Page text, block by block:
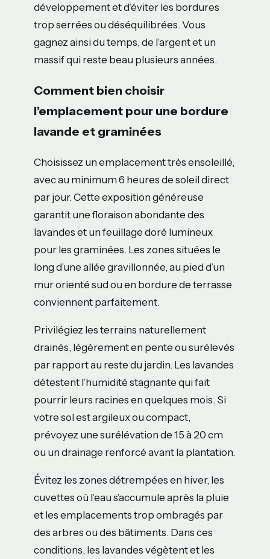
développement et d’éviter les bordures
trop serrées ou déséquilibrées. Vous
gagnez ainsi du temps, de l’argent et un
massif qui reste beau plusieurs années.
Comment bien choisir
l’emplacement pour une bordure
lavande et graminées
Choisissez un emplacement très ensoleillé,
avec au minimum 6 heures de soleil direct
par jour. Cette exposition généreuse
garantit une floraison abondante des
lavandes et un feuillage doré lumineux
pour les graminées. Les zones situées le
long d’une allée gravillonnée, au pied d’un
mur orienté sud ou en bordure de terrasse
conviennent parfaitement.
Privilégiez les terrains naturellement
drainés, légèrement en pente ou surélevés
par rapport au reste du jardin. Les lavandes
détestent l’humidité stagnante qui fait
pourrir leurs racines en quelques mois. Si
votre sol est argileux ou compact,
prévoyez une surélévation de 15 à 20 cm
ou un drainage renforcé avant la plantation.
Évitez les zones détrempées en hiver, les
cuvettes où l’eau s’accumule après la pluie
et les emplacements trop ombragés par
des arbres ou des bâtiments. Dans ces
conditions, les lavandes végètent et les